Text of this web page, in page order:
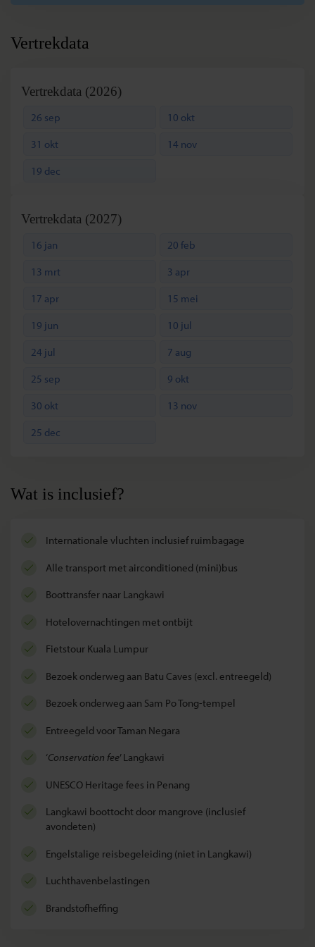
Vertrekdata
Vertrekdata (2026)
26 sep
10 okt
31 okt
14 nov
19 dec
Vertrekdata (2027)
16 jan
20 feb
13 mrt
3 apr
17 apr
15 mei
19 jun
10 jul
24 jul
7 aug
25 sep
9 okt
30 okt
13 nov
25 dec
Wat is inclusief?
internationale vluchten inclusief ruimbagage
alle transport met airconditioned (mini)bus
boottransfer naar Langkawi
hotelovernachtingen met ontbijt
fietstour Kuala Lumpur
bezoek onderweg aan Batu Caves (excl. entreegeld)
bezoek onderweg aan Sam Po Tong-tempel
entreegeld voor Taman Negara
‘ conservation fee’ Langkawi
UNESCO Heritage fees in Penang
Langkawi boottocht door mangrove (inclusief
avondeten)
Engelstalige reisbegeleiding (niet in Langkawi)
luchthavenbelastingen
brandstofheffing